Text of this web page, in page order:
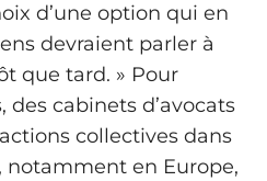
d’une option qui en
devraient parler à
que tard. » Pour
des cabinets d’avocats
collectives dans
notamment en Europe,